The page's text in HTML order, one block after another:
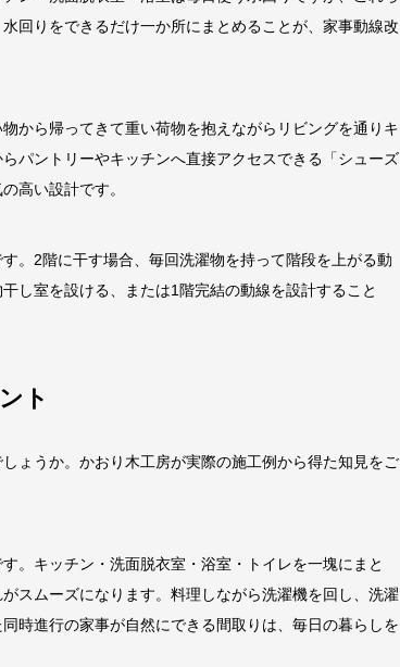
回りをできるだけ一か所にまとめることが、家事動線改
から帰ってきて重い荷物を抱えながらリビングを通りキ
パントリーやキッチンへ直接アクセスできる「シューズ
高い設計です。
。2階に干す場合、毎回洗濯物を持って階段を上がる動
し室を設ける、または1階完結の動線を設計すること
ト
ょうか。かおり木工房が実際の施工例から得た知見をご
。キッチン・洗面脱衣室・浴室・トイレを一塊にまと
スムーズになります。料理しながら洗濯機を回し、洗濯
進行の家事が自然にできる間取りは、毎日の暮らしを